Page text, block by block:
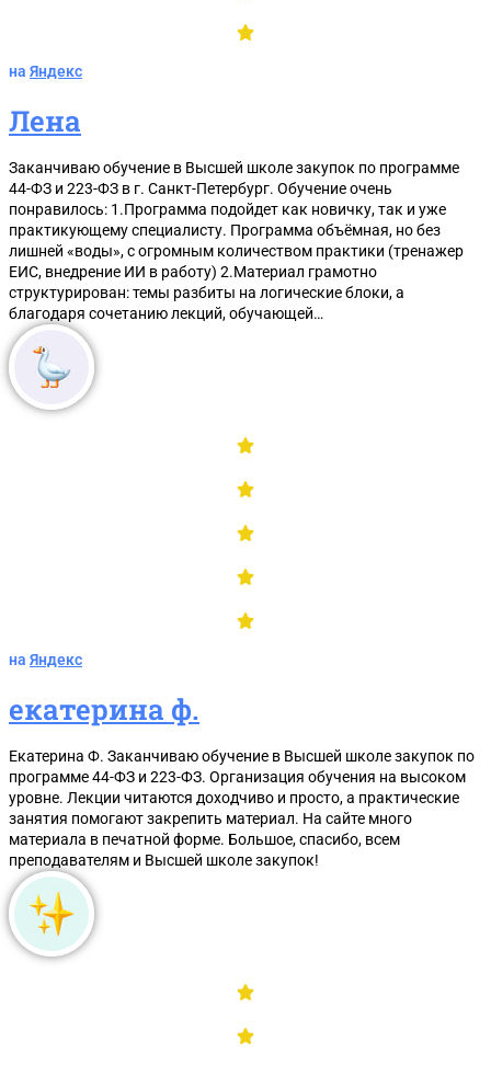
на Яндекс
Лена
Заканчиваю обучение в Высшей школе закупок по программе
44-ФЗ и 223-ФЗ в г. Санкт-Петербург. Обучение очень
понравилось: 1.Программа подойдет как новичку, так и уже
практикующему специалисту. Программа объёмная, но без
лишней «воды», с огромным количеством практики (тренажер
ЕИС, внедрение ИИ в работу) 2.Материал грамотно
структурирован: темы разбиты на логические блоки, а
благодаря сочетанию лекций, обучающей…
на Яндекс
екатерина ф.
Екатерина Ф. Заканчиваю обучение в Высшей школе закупок по
программе 44-ФЗ и 223-ФЗ. Организация обучения на высоком
уровне. Лекции читаются доходчиво и просто, а практические
занятия помогают закрепить материал. На сайте много
материала в печатной форме. Большое, спасибо, всем
преподавателям и Высшей школе закупок!
Чек-лист для самостоятельной проверки участника
Открой меня!